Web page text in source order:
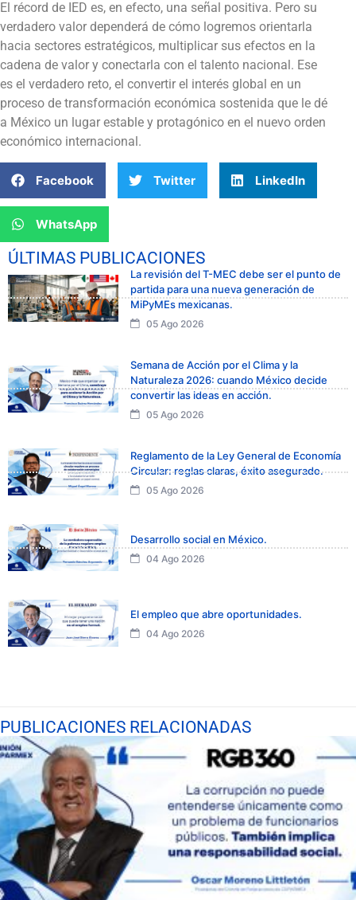
El récord de IED es, en efecto, una señal positiva. Pero su
verdadero valor dependerá de cómo logremos orientarla
hacia sectores estratégicos, multiplicar sus efectos en la
cadena de valor y conectarla con el talento nacional. Ese
es el verdadero reto, el convertir el interés global en un
proceso de transformación económica sostenida que le dé
a México un lugar estable y protagónico en el nuevo orden
económico internacional.
Facebook Twitter LinkedIn
WhatsApp
ÚLTIMAS PUBLICACIONES
La revisión del T-MEC debe ser el punto de
partida para una nueva generación de
MiPyMEs mexicanas.
05 Ago 2026
Semana de Acción por el Clima y la
Naturaleza 2026: cuando México decide
convertir las ideas en acción.
05 Ago 2026
Reglamento de la Ley General de Economía
Circular: reglas claras, éxito asegurado.
05 Ago 2026
Desarrollo social en México.
04 Ago 2026
El empleo que abre oportunidades.
04 Ago 2026
PUBLICACIONES RELACIONADAS